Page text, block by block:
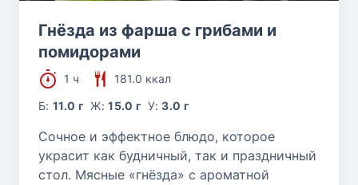
Гнёзда из фарша с грибами и
помидорами
1 ч
181.0 ккал
Б:11.0 г Ж:15.0 г У:3.0 г
Сочное и эффектное блюдо, которое
украсит как будничный, так и праздничный
стол. Мясные «гнёзда» с ароматной